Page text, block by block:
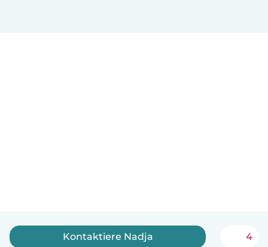
Kontaktiere Nadja 4